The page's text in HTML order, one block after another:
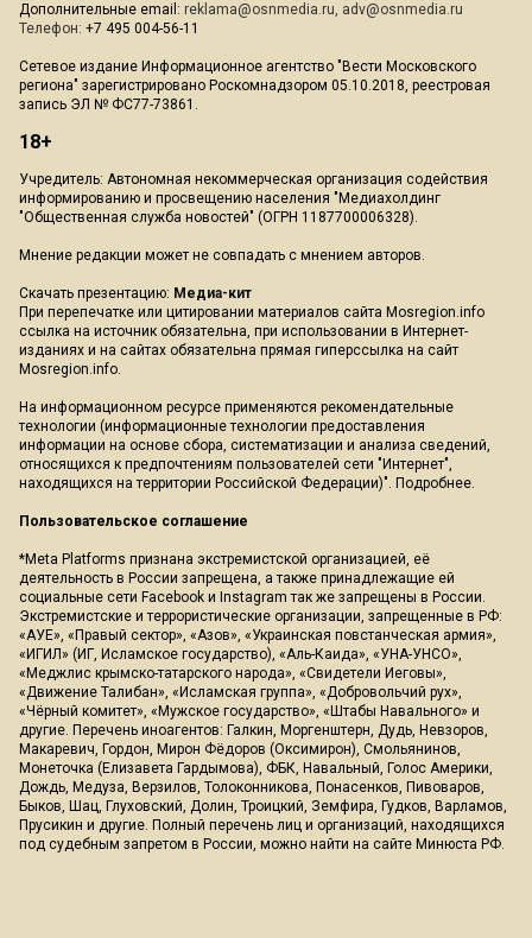
Дополнительные email: reklama@osnmedia.ru, adv@osnmedia.ru
Телефон: +7 495 004-56-11
Сетевое издание Информационное агентство "Вести Московского
региона" зарегистрировано Роскомнадзором 05.10.2018, реестровая
запись ЭЛ № ФС77-73861.
18+
Учредитель: Автономная некоммерческая организация содействия
информированию и просвещению населения "Медиахолдинг
"Общественная служба новостей" (ОГРН 1187700006328).
Мнение редакции может не совпадать с мнением авторов.
Скачать презентацию: Медиа-кит
При перепечатке или цитировании материалов сайта Mosregion.info
ссылка на источник обязательна, при использовании в Интернет-
изданиях и на сайтах обязательна прямая гиперссылка на сайт
Mosregion.info.
На информационном ресурсе применяются рекомендательные
технологии (информационные технологии предоставления
информации на основе сбора, систематизации и анализа сведений,
относящихся к предпочтениям пользователей сети "Интернет",
находящихся на территории Российской Федерации)". Подробнее.
Пользовательское соглашение
*Meta Platforms признана экстремистской организацией, её
деятельность в России запрещена, а также принадлежащие ей
социальные сети Facebook и Instagram так же запрещены в России.
Экстремистские и террористические организации, запрещенные в РФ:
«АУЕ», «Правый сектор», «Азов», «Украинская повстанческая армия»,
«ИГИЛ» (ИГ, Исламское государство), «Аль-Каида», «УНА-УНСО»,
«Меджлис крымско-татарского народа», «Свидетели Иеговы»,
«Движение Талибан», «Исламская группа», «Добровольчий рух»,
«Чёрный комитет», «Мужское государство», «Штабы Навального» и
другие. Перечень иноагентов: Галкин, Моргенштерн, Дудь, Невзоров,
Макаревич, Гордон, Мирон Фёдоров (Оксимирон), Смольянинов,
Монеточка (Елизавета Гардымова), ФБК, Навальный, Голос Америки,
Дождь, Медуза, Верзилов, Толоконникова, Понасенков, Пивоваров,
Быков, Шац, Глуховский, Долин, Троицкий, Земфира, Гудков, Варламов,
Прусикин и другие. Полный перечень лиц и организаций, находящихся
под судебным запретом в России, можно найти на сайте Минюста РФ.